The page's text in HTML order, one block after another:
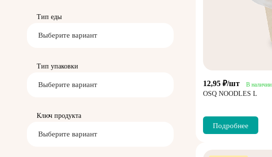
Тип еды
Выберите вариант
Тип упаковки
Выберите вариант
Ключ продукта
Выберите вариант
12,95 ₽/шт В наличии
OSQ NOODLES L
Подробнее